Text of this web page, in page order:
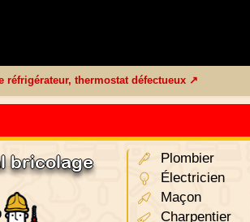
réfrigérateur, thermostat défectueux ↗
bricolage
Plombier
Électricien
Maçon
Charpentier